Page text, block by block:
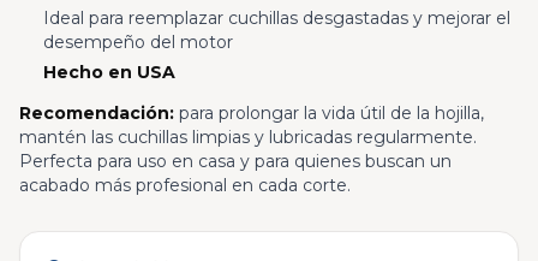
Ideal para reemplazar cuchillas desgastadas y mejorar el
desempeño del motor
Hecho en USA
Recomendación: para prolongar la vida útil de la hojilla,
mantén las cuchillas limpias y lubricadas regularmente.
Perfecta para uso en casa y para quienes buscan un
acabado más profesional en cada corte.